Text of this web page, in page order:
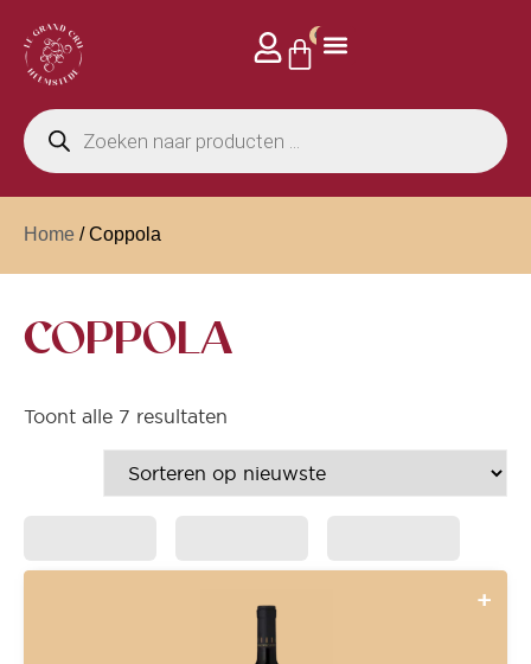
0
Home / Coppola
COPPOLA
Toont alle 7 resultaten